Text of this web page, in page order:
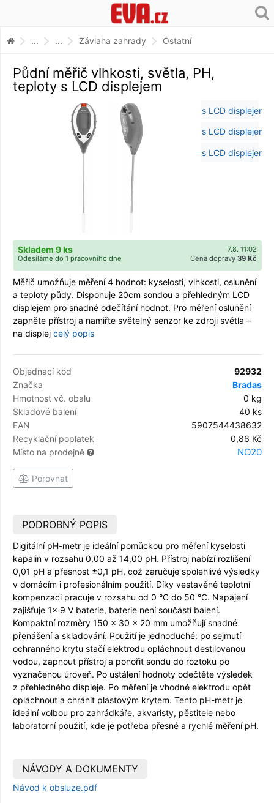
... ... Závlaha zahrady Ostatní
Půdní měřič vlhkosti, světla, PH,
teploty s LCD displejem
7.8. 11:02
Skladem 9 ks
Cena dopravy 39 Kč
Odesíláme do 1 pracovního dne
Měřič umožňuje měření 4 hodnot: kyselosti, vlhkosti, oslunění
a teploty půdy. Disponuje 20cm sondou a přehledným LCD
displejem pro snadné odečítání hodnot. Pro měření oslunění
zapněte přístroj a namiřte světelný senzor ke zdroji světla –
na displej celý popis
Objednací kód
92932
Značka
Bradas
Hmotnost vč. obalu
0 kg
Skladové balení
40 ks
EAN
5907544438632
Recyklační poplatek
0,86 Kč
Místo na prodejně
NO20
Porovnat
PODROBNÝ POPIS
Digitální pH-metr je ideální pomůckou pro měření kyselosti
kapalin v rozsahu 0,00 až 14,00 pH. Přístroj nabízí rozlišení
0,01 pH a přesnost ±0,1 pH, což zaručuje spolehlivé výsledky
v domácím i profesionálním použití. Díky vestavěné teplotní
kompenzaci pracuje v rozsahu od 0 °C do 50 °C. Napájení
zajišťuje 1× 9 V baterie, baterie není součástí balení.
Kompaktní rozměry 150 × 30 × 20 mm umožňují snadné
přenášení a skladování. Použití je jednoduché: po sejmutí
ochranného krytu stačí elektrodu opláchnout destilovanou
vodou, zapnout přístroj a ponořit sondu do roztoku po
vyznačenou úroveň. Po ustálení hodnoty odečtěte výsledek
z přehledného displeje. Po měření je vhodné elektrodu opět
opláchnout a chránit plastovým krytem. Tento pH-metr je
ideální volbou pro zahrádkáře, akvaristy, pěstitele nebo
laboratorní použití, kde je potřeba přesné a rychlé měření pH.
NÁVODY A DOKUMENTY
Návod k obsluze.pdf